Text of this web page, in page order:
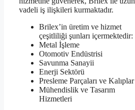
vadeli iş ilişkileri kurmaktadır.
Brilex’in üretim ve hizmet
çeşitliliği şunları içermektedir:
Metal İşleme
Otomotiv Endüstrisi
Savunma Sanayii
Enerji Sektörü
Presleme Parçaları ve Kalıplar
Mühendislik ve Tasarım
Hizmetleri